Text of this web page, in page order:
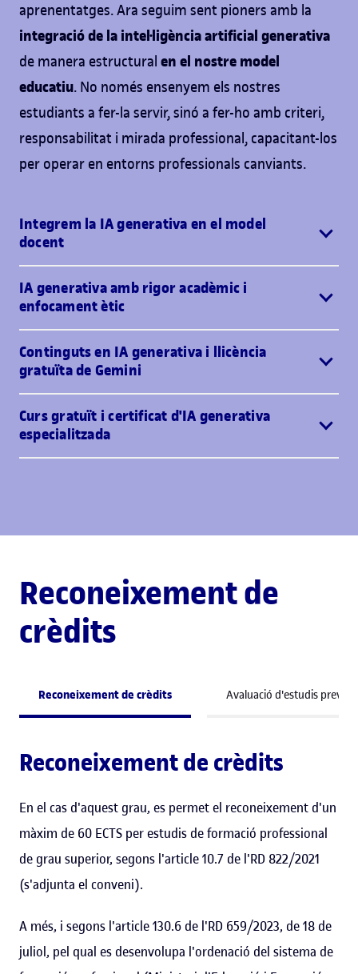
aprenentatges. Ara seguim sent pioners amb la
integració de la intel·ligència artificialgenerativa
de manera estructural en el nostre model
educatiu. No només ensenyem els nostres
estudiants a fer-la servir, sinó a fer-ho amb criteri,
responsabilitat i mirada professional, capacitant-los
per operar en entorns professionals canviants.
Integrem la IA generativa en el model
docent
IA generativa amb rigor acadèmic i
enfocament ètic
Continguts en IA generativa i llicència
gratuïta de Gemini
Curs gratuït i certificat d'IA generativa
especialitzada
Reconeixement de
crèdits
Reconeixement de crèdits Avaluació d'estudis previs
Reconeixement de crèdits
En el cas d'aquest grau, es permet el reconeixement d'un
màxim de 60 ECTS per estudis de formació professional
de grau superior, segons l'article 10.7 de l'RD 822/2021
(s'adjunta el conveni).
A més, i segons l'article 130.6 de l'RD 659/2023, de 18 de
juliol, pel qual es desenvolupa l'ordenació del sistema de